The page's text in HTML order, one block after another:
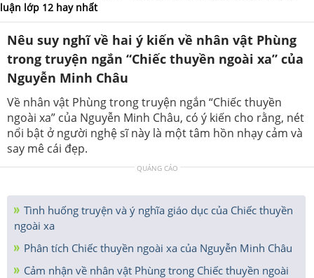
luận lớp 12 hay nhất
Nêu suy nghĩ về hai ý kiến về nhân vật Phùng
trong truyện ngắn “Chiếc thuyền ngoài xa” của
Nguyễn Minh Châu
Về nhân vật Phùng trong truyện ngắn “Chiếc thuyền
ngoài xa” của Nguyễn Minh Châu, có ý kiến cho rằng, nét
nổi bật ở người nghệ sĩ này là một tâm hồn nhạy cảm và
say mê cái đẹp.
QUẢNG CÁO
Tình huống truyện và ý nghĩa giáo dục của Chiếc thuyền
ngoài xa
Phân tích Chiếc thuyền ngoài xa của Nguyễn Minh Châu
Cảm nhận về nhân vật Phùng trong Chiếc thuyền ngoài